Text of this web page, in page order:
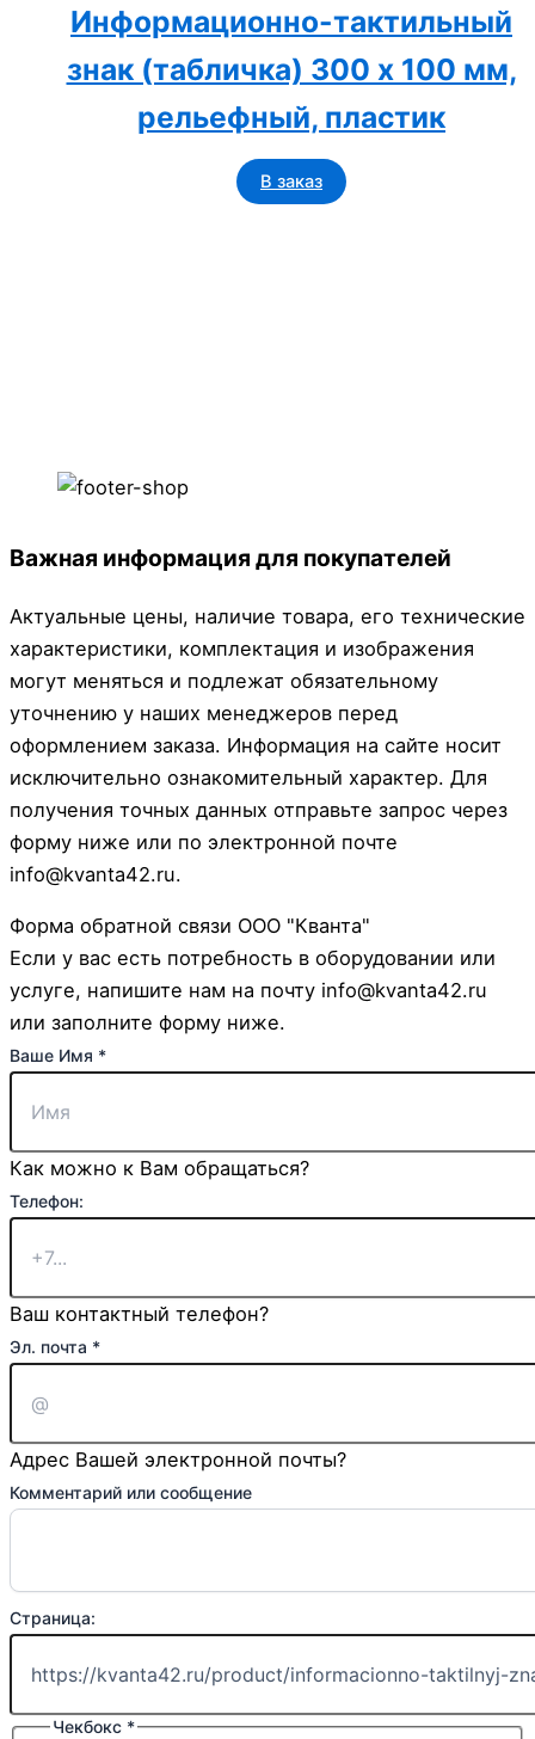
Информационно-тактильный
знак (табличка) 300 x 100 мм,
рельефный, пластик
В заказ
Важная информация для покупателей
Актуальные цены, наличие товара, его технические
характеристики, комплектация и изображения
могут меняться и подлежат обязательному
уточнению у наших менеджеров перед
оформлением заказа. Информация на сайте носит
исключительно ознакомительный характер. Для
получения точных данных отправьте запрос через
форму ниже или по электронной почте
info@kvanta42.ru.
Форма обратной связи ООО "Кванта"
Если у вас есть потребность в оборудовании или
услуге, напишите нам на почту info@kvanta42.ru
или заполните форму ниже.
Телефон:
сообщение
Ваше Имя *
Как можно к Вам обращаться?
Телефон:
Ваш контактный телефон?
Эл. почта *
Адрес Вашей электронной почты?
Комментарий или сообщение
Страница:
Чекбокс *